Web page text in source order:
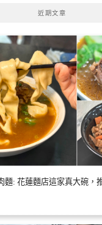
近期文章
麵: 花蓮麵店這家真大碗，